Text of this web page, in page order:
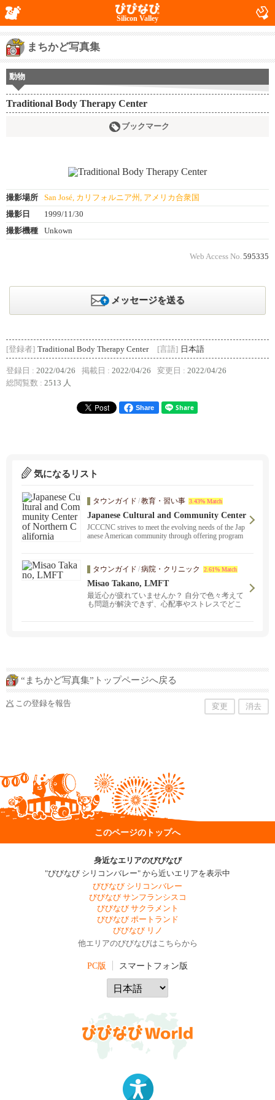
Silicon Valley
まちかど写真集
動物
Traditional Body Therapy Center
ブックマーク
撮影場所
San José, カリフォルニア州, アメリカ合衆国
撮影日
1999/11/30
撮影機種
Unkown
Web Access No. 595335
メッセージを送る
[登録者] Traditional Body Therapy Center [言語] 日本語
登録日 : 2022/04/26 掲載日 : 2022/04/26 変更日 : 2022/04/26
総閲覧数 : 2513 人
Share
気になるリスト
タウンガイド /教育・習い事 3.43% Match
Japanese Cultural and Community Center
of Northern California
JCCCNC strives to meet the evolving needs of the Jap
anese American community through offering program
タウンガイド /病院・クリニック 2.61% Match
Misao Takano, LMFT
最近心が疲れていませんか？ 自分で色々考えて
も問題が解決できず、心配事やストレスでどこ
します。８月１日より通常業務となります。お
急ぎの方はメールでご連絡をください。
“まちかど写真集”トップページへ戻る
この登録を報告 変更 消去
このページのトップへ
身近なエリアのびびなび
"びびなび シリコンバレー" から近いエリアを表示中
びびなび シリコンバレー
びびなび サンフランシスコ
びびなび サクラメント
びびなび ポートランド
びびなび リノ
他エリアのびびなびはこちらから
PC版 スマートフォン版